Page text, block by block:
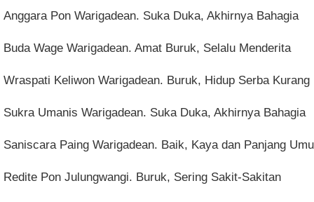
Anggara Pon Warigadean. Suka Duka, Akhirnya Bahagia
Buda Wage Warigadean. Amat Buruk, Selalu Menderita
Wraspati Keliwon Warigadean. Buruk, Hidup Serba Kurang
Sukra Umanis Warigadean. Suka Duka, Akhirnya Bahagia
Saniscara Paing Warigadean. Baik, Kaya dan Panjang
Redite Pon Julungwangi. Buruk, Sering Sakit-Sakitan